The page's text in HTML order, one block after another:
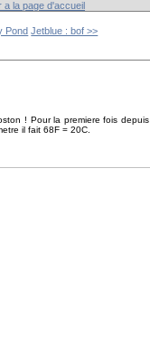
a la page d'accueil
Pond Jetblue : bof >>
! Pour la premiere fois
il fait 68F = 20C.